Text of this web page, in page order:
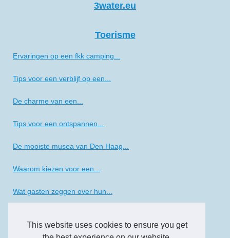
This website uses cookies to ensure you get
3water.eu
Toerisme
Ervaringen op een fkk camping...
Tips voor een verblijf op een...
De charme van een...
Tips voor een ontspannen...
De mooiste musea van Den Haag...
Waarom kiezen voor een...
Wat gasten zeggen over hun...